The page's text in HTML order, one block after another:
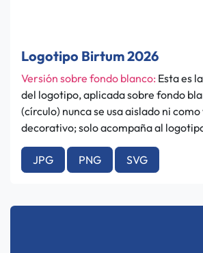
Logotipo Birtum 2026
Versión sobre fondo blanco: Esta es
del logotipo, aplicada sobre fondo
(círculo) nunca se usa aislado ni
decorativo; solo acompaña al
JPG PNG SVG